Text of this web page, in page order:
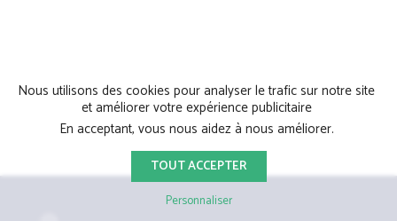
Nous utilisons des cookies pour analyser le trafic sur notre site
et améliorer votre expérience publicitaire
En acceptant, vous nous aidez à nous améliorer.
TOUT ACCEPTER
Personnaliser